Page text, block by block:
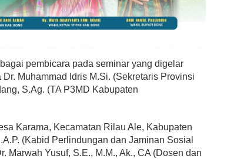
pembicara pada seminar yang digelar
Muhammad Idris M.Si. (Sekretaris Provinsi
S.Ag. (TA P3MD Kabupaten
Karama, Kecamatan Rilau Ale, Kabupaten
(Kabid Perlindungan dan Jaminan Sosial
Marwah Yusuf, S.E., M.M., Ak., CA (Dosen dan